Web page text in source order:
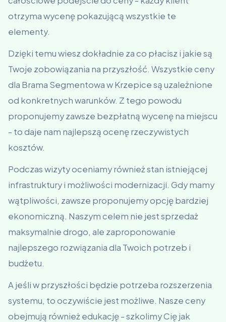
otrzyma wycenę pokazującą wszystkie te
elementy.
Dzięki temu wiesz dokładnie za co płacisz i jakie są
Twoje zobowiązania na przyszłość. Wszystkie ceny
dla Brama Segmentowa w Krzepice są uzależnione
od konkretnych warunków. Z tego powodu
proponujemy zawsze bezpłatną wycenę na miejscu
- to daje nam najlepszą ocenę rzeczywistych
kosztów.
Podczas wizyty oceniamy również stan istniejącej
infrastruktury i możliwości modernizacji. Gdy mamy
wątpliwości, zawsze proponujemy opcję bardziej
ekonomiczną. Naszym celem nie jest sprzedaż
maksymalnie drogo, ale zaproponowanie
najlepszego rozwiązania dla Twoich potrzeb i
budżetu.
A jeśli w przyszłości będzie potrzeba rozszerzenia
systemu, to oczywiście jest możliwe. Nasze ceny
obejmują również edukację - szkolimy Cię jak